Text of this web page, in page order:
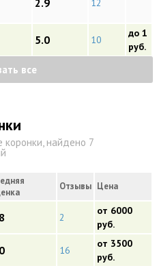
2.9 12
5.0 10
до 1
руб.
все
коронки, найдено 7
Отзывы Цена
2
от 6000
руб.
16
от 3500
руб.